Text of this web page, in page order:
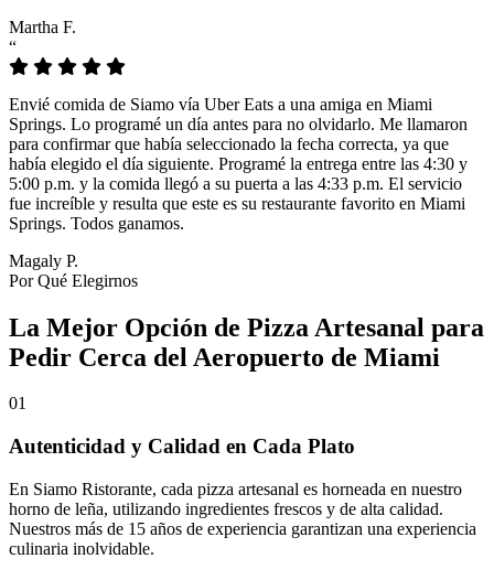
Martha F.
“
Envié comida de Siamo vía Uber Eats a una amiga en Miami
Springs. Lo programé un día antes para no olvidarlo. Me llamaron
para confirmar que había seleccionado la fecha correcta, ya que
había elegido el día siguiente. Programé la entrega entre las 4:30 y
5:00 p.m. y la comida llegó a su puerta a las 4:33 p.m. El servicio
fue increíble y resulta que este es su restaurante favorito en Miami
Springs. Todos ganamos.
Magaly P.
Por Qué Elegirnos
La Mejor Opción de Pizza Artesanal para
Pedir Cerca del Aeropuerto de Miami
01
Autenticidad y Calidad en Cada Plato
En Siamo Ristorante, cada pizza artesanal es horneada en nuestro
horno de leña, utilizando ingredientes frescos y de alta calidad.
Nuestros más de 15 años de experiencia garantizan una experiencia
culinaria inolvidable.